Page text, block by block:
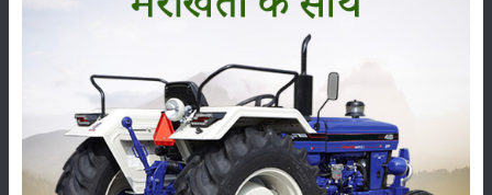
भारी कृषि कार्यों के लिए शक्तिशाली, टिकाऊ और कम रखरखाव वाला ट्रैक्टर चाहिए।
इसकी मजबूत बनावट, उन्नत फीचर्स और बेहतर प्रदर्शन इसे भारतीय किसानों के बीच
मेरीखेति प्लैटफॉर्म आपको खेती-बाड़ी से जुड़ी सभी ताज़ा जानकारियां उपलब्ध कराता
रहता है। इसके माध्यम से ट्रैक्टरों के नए मॉडल, उनकी विशेषताएँ और खेतों में उनके
उपयोग से संबंधित अपडेट नियमित रूप से साझा किए जाते हैं। साथ
वीएसटी,स्वराज,आयशर,जॉन डियर औरसोनालिका ट्रैक्टरजैसी प्रमुख कंपनियों